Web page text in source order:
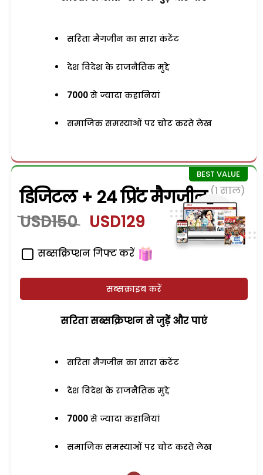
सरिता मैगजीन का सारा कंटेंट
देश विदेश के राजनैतिक मुद्दे
7000 से ज्यादा कहानियां
समाजिक समस्याओं पर चोट करते लेख
डिजिटल + 24 प्रिंट मैगजीन (1 साल)
USD150 USD129
सब्सक्रिप्शन गिफ्ट करें
सब्सक्राइब करें
सरिता सब्सक्रिप्शन से जुड़ेें और पाएं
सरिता मैगजीन का सारा कंटेंट
देश विदेश के राजनैतिक मुद्दे
7000 से ज्यादा कहानियां
समाजिक समस्याओं पर चोट करते लेख